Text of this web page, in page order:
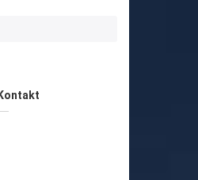
Kontakt